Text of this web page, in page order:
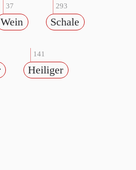
37
Wein
293
Schale
141
Heiliger